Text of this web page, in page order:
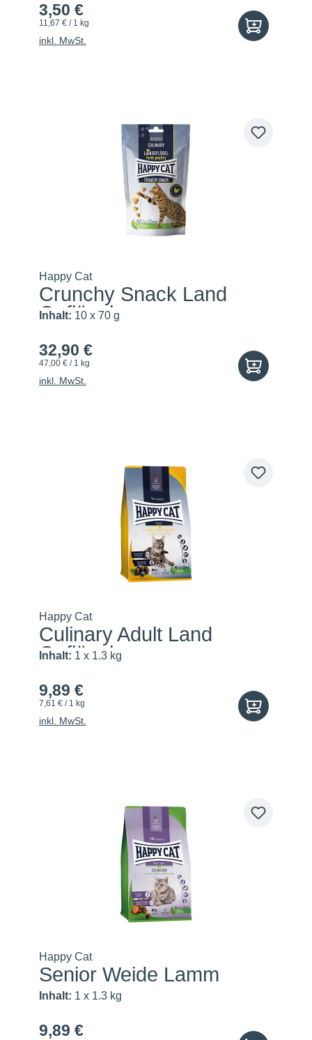
3,50 €
11,67 € / 1 kg
inkl. MwSt.
Happy Cat
Crunchy Snack Land
Geflügel
Inhalt: 10 x 70 g
32,90 €
47,00 € / 1 kg
inkl. MwSt.
Happy Cat
Culinary Adult Land
Geflügel
Inhalt: 1 x 1.3 kg
9,89 €
7,61 € / 1 kg
inkl. MwSt.
Happy Cat
Senior Weide Lamm
Inhalt: 1 x 1.3 kg
9,89 €